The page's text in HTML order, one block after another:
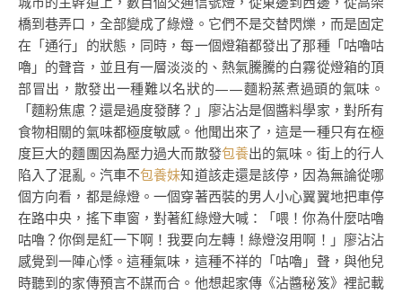
橋到巷弄口，全部變成了綠燈。它們不是交替閃爍，而是固定
在「通行」的狀態，同時，每一個燈箱都發出了那種「咕嚕咕
嚕」的聲音，並且有一層淡淡的、熱氣騰騰的白霧從燈箱的頂
部冒出，散發出一種難以名狀的——麵粉蒸煮過頭的氣味。
「麵粉焦慮？還是過度發酵？」廖沾沾是個醬料學家，對所有
食物相關的氣味都極度敏感。他聞出來了，這是一種只有在極
度巨大的麵團因為壓力過大而散發包養出的氣味。街上的行人
陷入了混亂。汽車不包養妹知道該走還是該停，因為無論從哪
個方向看，都是綠燈。一個穿著西裝的男人小心翼翼地把車停
在路中央，搖下車窗，對著紅綠燈大喊：「喂！你為什麼咕嚕
咕嚕？你倒是紅一下啊！我要向左轉！綠燈沒用啊！」廖沾沾
感覺到一陣心悸。這種氣味，這種不祥的「咕嚕」聲，與他兒
時聽到的家傳預言不謀而合。他想起家傳《沾醬秘笈》裡記載